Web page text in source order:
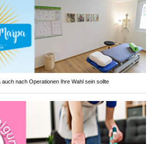
auch nach Operationen Ihre Wahl sein sollte